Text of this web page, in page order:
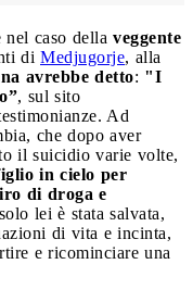
caso della veggente
di Medjugorje, alla
avrebbe detto: "I
, sul sito
Ad
che dopo aver
il suicidio varie volte,
in cielo per
di droga e
lei è stata salvata,
di vita e incinta,
e ricominciare una